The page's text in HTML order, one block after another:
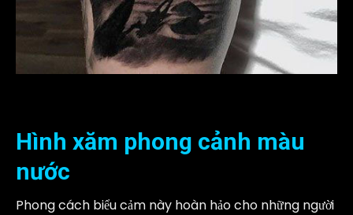
Hình xăm phong cảnh màu
nước
Phong cách biểu cảm này hoàn hảo cho những người